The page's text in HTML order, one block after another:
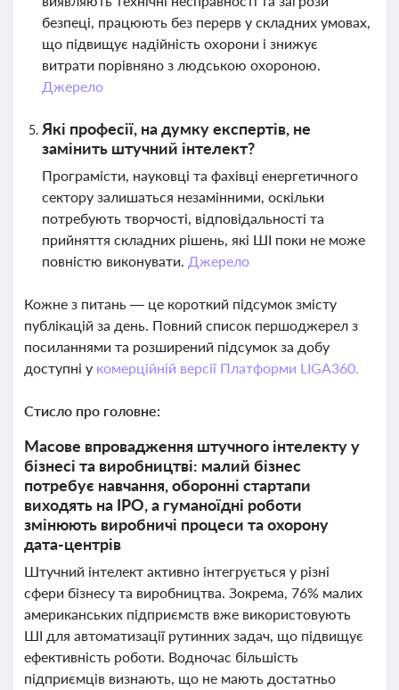
безпеці, працюють без перерв у складних умовах,
що підвищує надійність охорони і знижує
витрати порівняно з людською охороною.
Джерело
Які професії, на думку експертів, не
замінить штучний інтелект?
Програмісти, науковці та фахівці енергетичного
сектору залишаться незамінними, оскільки
потребують творчості, відповідальності та
прийняття складних рішень, які ШІ поки не може
повністю виконувати. Джерело
Кожне з питань — це короткий підсумок змісту
публікацій за день. Повний список першоджерел з
посиланнями та розширений підсумок за добу
доступні у комерційній версії Платформи LIGA360.
Стисло про головне:
Масове впровадження штучного інтелекту у
бізнесі та виробництві: малий бізнес
потребує навчання, оборонні стартапи
виходять на IPO, а гуманоїдні роботи
змінюють виробничі процеси та охорону
дата-центрів
Штучний інтелект активно інтегрується у різні
сфери бізнесу та виробництва. Зокрема, 76% малих
американських підприємств вже використовують
ШІ для автоматизації рутинних задач, що підвищує
ефективність роботи. Водночас більшість
підприємців визнають, що не мають достатньо